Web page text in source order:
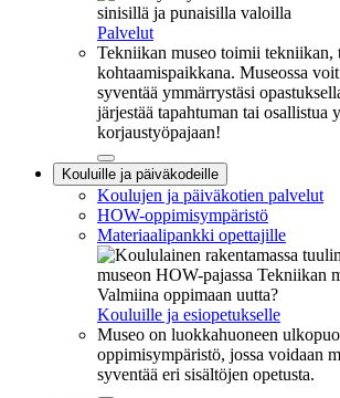
Palvelut
Tekniikan museo toimii tekniikan,
kohtaamispaikkana. Museossa
syventää ymmärrystäsi
järjestää tapahtuman tai osallistua
korjaustyöpajaan!
Sulje
alavalikko
Kouluille ja päiväkodeille
Koulujen ja päiväkotien palvelut
HOW-oppimisympäristö
Materiaalipankki opettajille
Valmiina oppimaan uutta?
Kouluille ja esiopetukselle
Museo on luokkahuoneen
oppimisympäristö, jossa voidaan
syventää eri sisältöjen opetusta.